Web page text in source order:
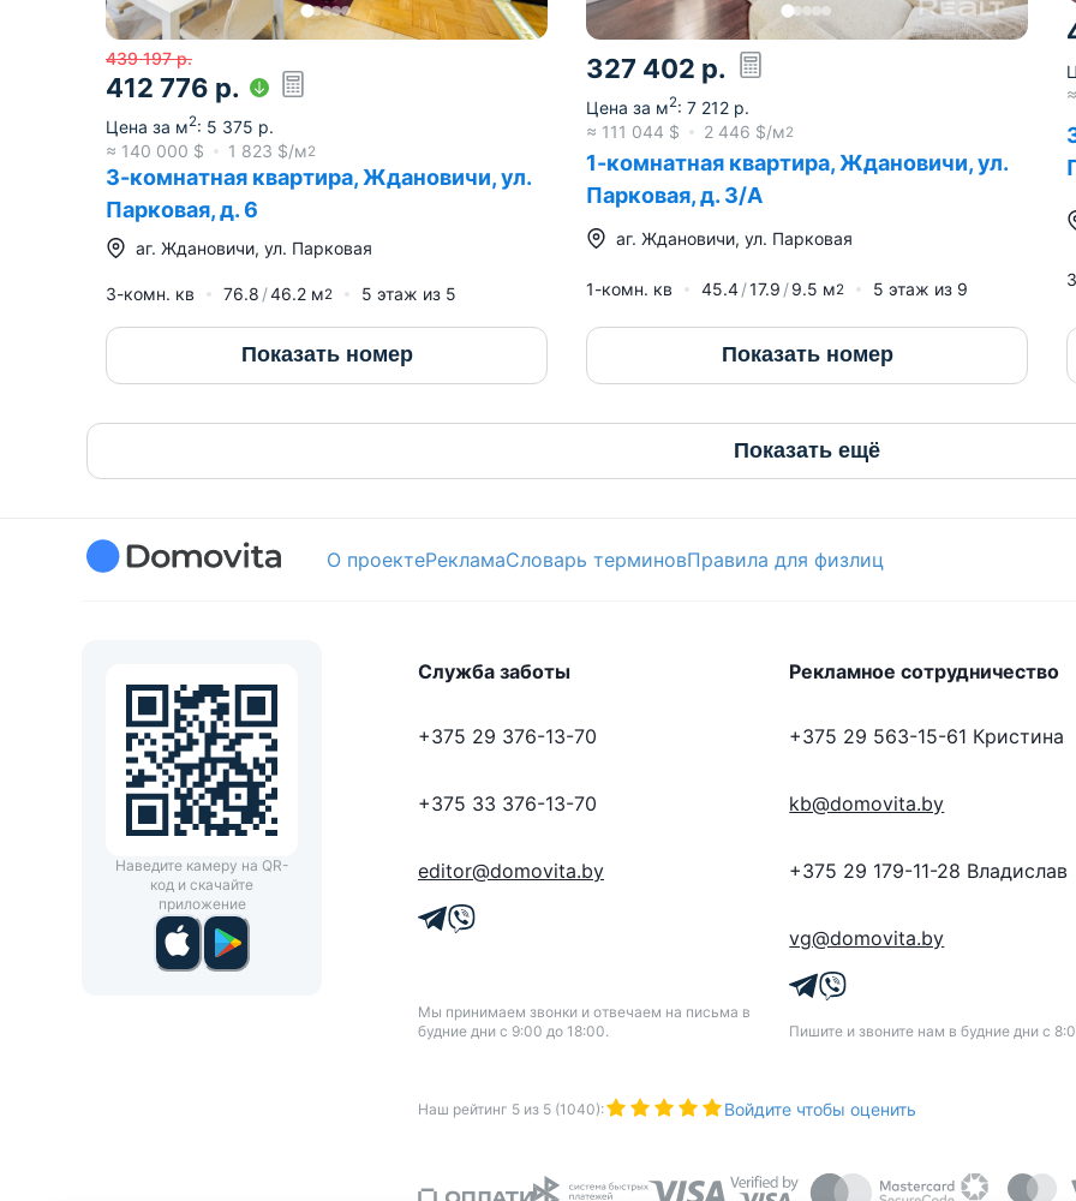
439 197 р.
412 776 р.
Цена за м2: 5 375 р.
≈ 140 000 $ 1 823 $/м2
3-комнатная квартира, Ждановичи, ул.
Парковая, д. 6
аг. Ждановичи, ул. Парковая
3-комн. кв 76.8 46.2 м2 5 этаж из 5
Показать номер
327 402 р.
Цена за м2: 7 212 р.
≈ 111 044 $ 2 446 $/м2
1-комнатная квартира, Ждановичи, ул.
Парковая, д. 3/А
аг. Ждановичи, ул. Парковая
1-комн. кв 45.4 17.9 9.5 м2 5 этаж из 9
Показать номер
≈
Показать ещё
О проектеРекламаСловарь терминовПравила для физлиц
Наведите камеру на QR-
код и скачайте
приложение
Служба заботы
+375 29 376-13-70
+375 33 376-13-70
editor@domovita.by
Мы принимаем звонки и отвечаем на письма в
будние дни с 9:00 до 18:00.
Рекламное сотрудничество
+375 29 563-15-61 Кристина
kb@domovita.by
+375 29 179-11-28 Владислав
vg@domovita.by
Пишите и звоните нам в будние дни с
Наш рейтинг 5 из 5 (1040): Войдите чтобы оценить